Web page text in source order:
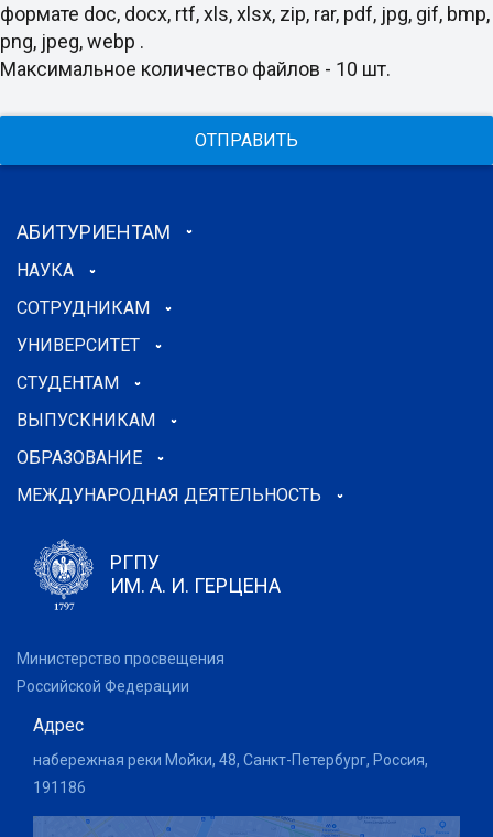
формате doc, docx, rtf, xls, xlsx, zip, rar, pdf, jpg, gif, bmp,
png, jpeg, webp .
Максимальное количество файлов - 10 шт.
ОТПРАВИТЬ
АБИТУРИЕНТАМ
НАУКА
СОТРУДНИКАМ
УНИВЕРСИТЕТ
СТУДЕНТАМ
ВЫПУСКНИКАМ
ОБРАЗОВАНИЕ
МЕЖДУНАРОДНАЯ ДЕЯТЕЛЬНОСТЬ
РГПУ
ИМ. А. И. ГЕРЦЕНА
Министерство просвещения
Российской Федерации
Адрес
набережная реки Мойки, 48, Санкт-Петербург, Россия,
191186